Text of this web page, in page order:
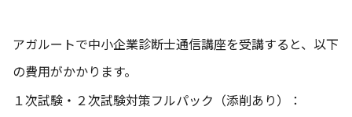
アガルートで中小企業診断士通信講座を受講すると、以下
の費用がかかります。
１次試験・２次試験対策フルパック（添削あり）：